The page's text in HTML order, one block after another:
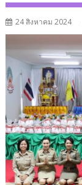
24 สิงหาคม 2024